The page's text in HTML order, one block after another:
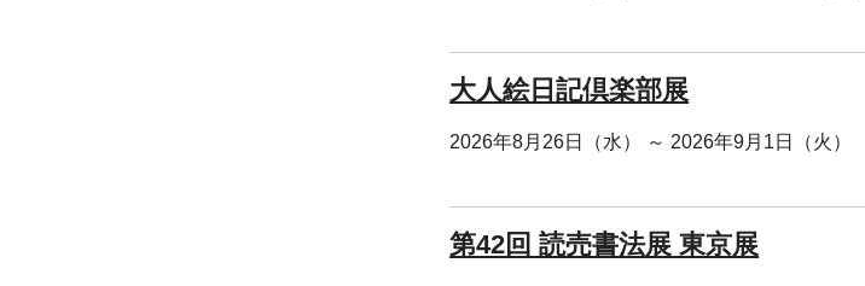
大人絵日記倶楽部展
2026年8月26日（水） ～ 2026年9月1日（火）
第42回 読売書法展 東京展